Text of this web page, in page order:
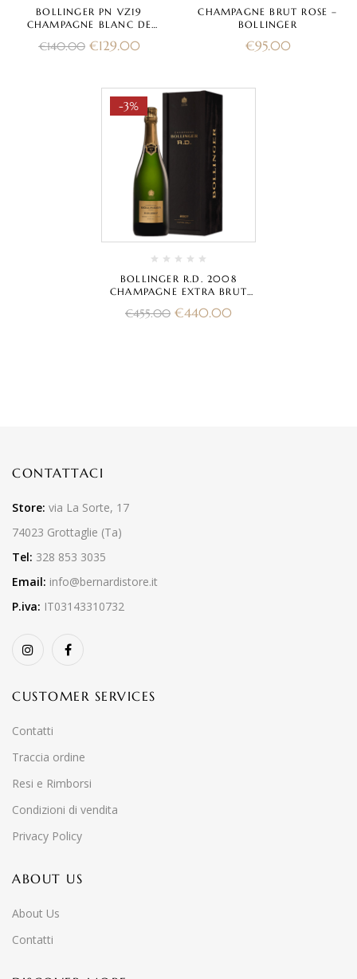
BOLLINGER PN VZ19
CHAMPAGNE BLANC DE
€140.00 €129.00
CHAMPAGNE BRUT ROSE –
BOLLINGER
€95.00
-3%
BOLLINGER R.D. 2008
CHAMPAGNE EXTRA BRUT
€455.00 €440.00
CONTATTACI
Store: via La Sorte, 17
74023 Grottaglie (Ta)
Tel: 328 853 3035
Email: info@bernardistore.it
P.iva: IT03143310732
CUSTOMER SERVICES
Contatti
Traccia ordine
Resi e Rimborsi
Condizioni di vendita
Privacy Policy
ABOUT US
About Us
Contatti